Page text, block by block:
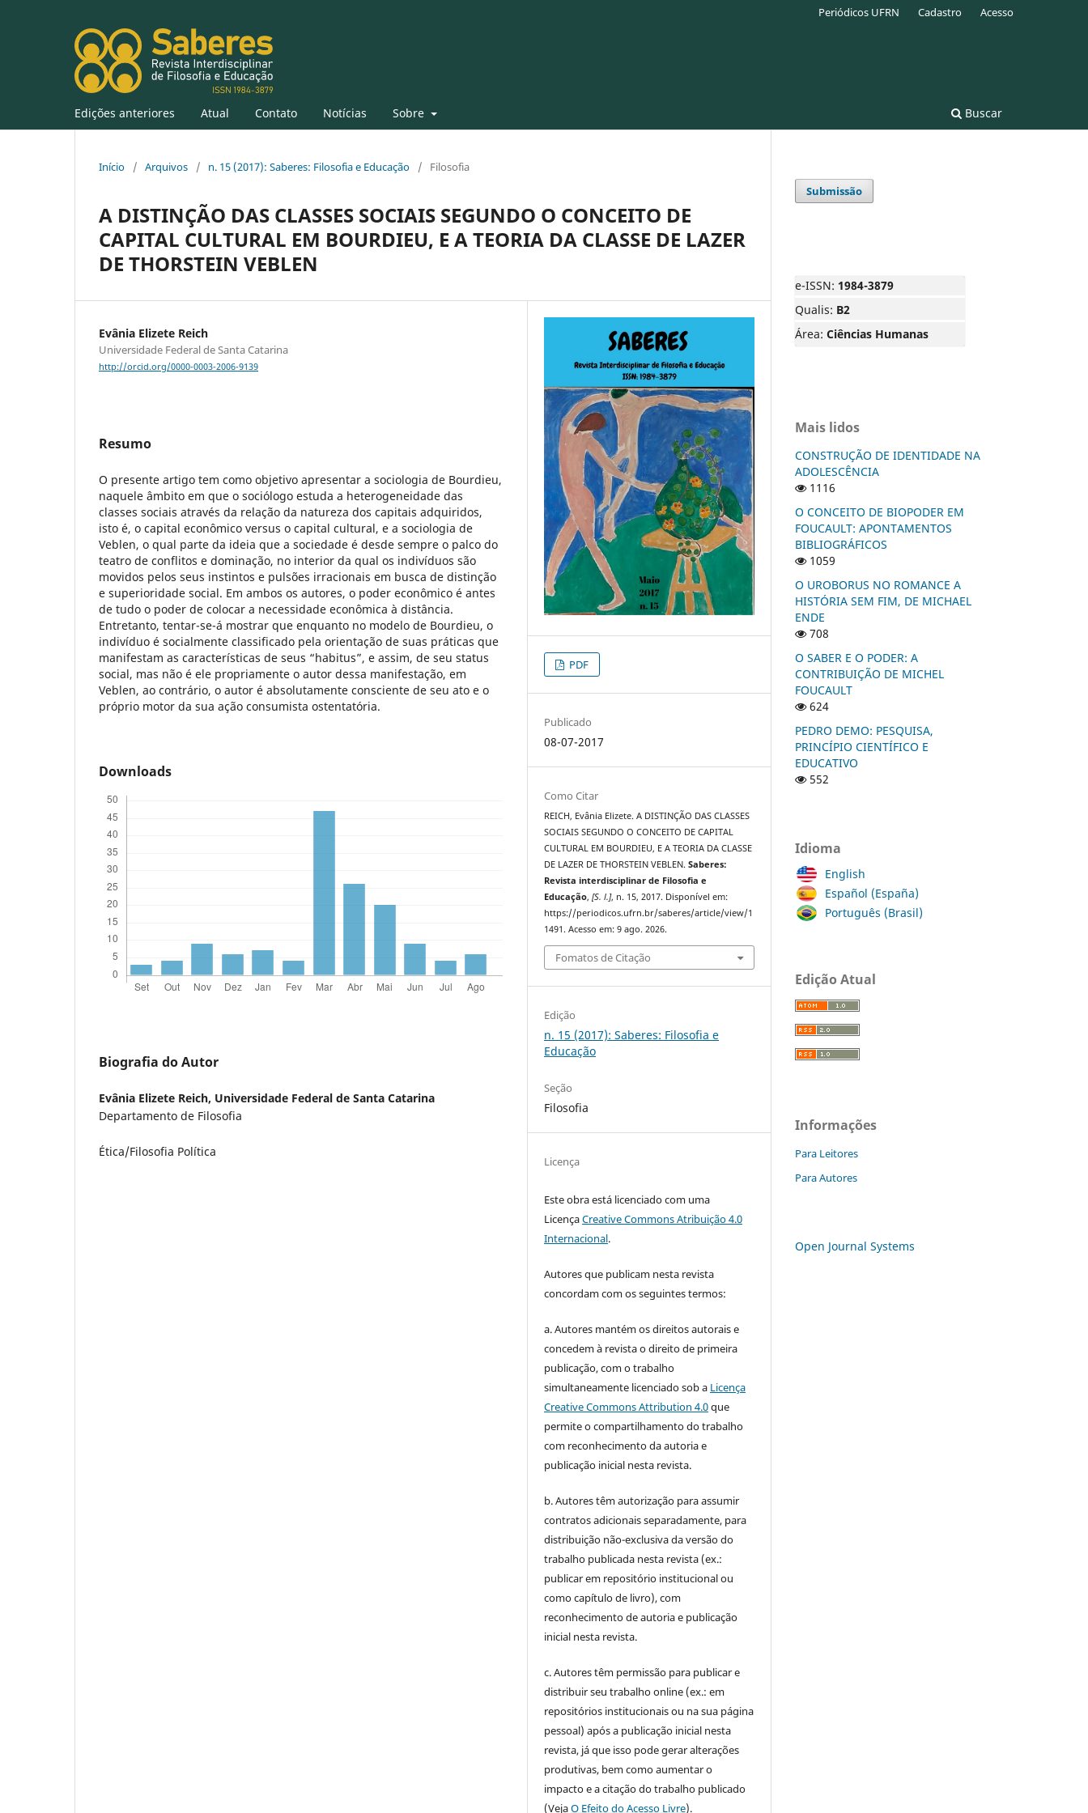
Edições anteriores Atual Contato Notícias Sobre Buscar
Periódicos UFRN Cadastro Acesso
Início / Arquivos / n. 15 (2017): Saberes: Filosofia e Educação / Filosofia
A DISTINÇÃO DAS CLASSES SOCIAIS SEGUNDO O CONCEITO DE
CAPITAL CULTURAL EM BOURDIEU, E A TEORIA DA CLASSE DE LAZER
DE THORSTEIN VEBLEN
Evânia Elizete Reich
Universidade Federal de Santa Catarina
http://orcid.org/0000-0003-2006-9139
Resumo
O presente artigo tem como objetivo apresentar a sociologia de Bourdieu,
naquele âmbito em que o sociólogo estuda a heterogeneidade das
classes sociais através da relação da natureza dos capitais adquiridos,
isto é, o capital econômico versus o capital cultural, e a sociologia de
Veblen, o qual parte da ideia que a sociedade é desde sempre o palco do
teatro de conflitos e dominação, no interior da qual os indivíduos são
movidos pelos seus instintos e pulsões irracionais em busca de distinção
e superioridade social. Em ambos os autores, o poder econômico é antes
de tudo o poder de colocar a necessidade econômica à distância.
Entretanto, tentar-se-á mostrar que enquanto no modelo de Bourdieu, o
indivíduo é socialmente classificado pela orientação de suas práticas que
manifestam as características de seus “habitus”, e assim, de seu status
social, mas não é ele propriamente o autor dessa manifestação, em
Veblen, ao contrário, o autor é absolutamente consciente de seu ato e o
próprio motor da sua ação consumista ostentatória.
Downloads
Biografia do Autor
Evânia Elizete Reich, Universidade Federal de Santa Catarina
Departamento de Filosofia
Ética/Filosofia Política
PDF
Publicado
08-07-2017
Como Citar
REICH, Evânia Elizete. A DISTINÇÃO DAS CLASSES
SOCIAIS SEGUNDO O CONCEITO DE CAPITAL
CULTURAL EM BOURDIEU, E A TEORIA DA CLASSE
DE LAZER DE THORSTEIN VEBLEN.Saberes:
Revista interdisciplinar de Filosofia e
Educação,[S. l.], n. 15, 2017. Disponível em:
https://periodicos.ufrn.br/saberes/article/view/1
1491. Acesso em: 9 ago. 2026.
Fomatos de Citação
Edição
n. 15 (2017): Saberes: Filosofia e
Educação
Seção
Filosofia
Licença
Este obra está licenciado com uma
LicençaCreative Commons Atribuição 4.0
Internacional.
Autores que publicam nesta revista
concordam com os seguintes termos:
a. Autores mantém os direitos autorais e
concedem à revista o direito de primeira
publicação, com o trabalho
simultaneamente licenciado sob a Licença
Creative Commons Attribution 4.0que
permite o compartilhamento do trabalho
com reconhecimento da autoria e
publicação inicial nesta revista.
b. Autores têm autorização para assumir
contratos adicionais separadamente, para
distribuição não-exclusiva da versão do
trabalho publicada nesta revista (ex.:
publicar em repositório institucional ou
como capítulo de livro), com
reconhecimento de autoria e publicação
inicial nesta revista.
c. Autores têm permissão para publicar e
distribuir seu trabalho online (ex.: em
repositórios institucionais ou na sua página
pessoal) após a publicação inicial nesta
revista, já que isso pode gerar alterações
produtivas, bem como aumentar o
impacto e a citação do trabalho publicado
(VejaO Efeito do Acesso Livre).
Submissão
e-ISSN: 1984-3879
Qualis: B2
Área: Ciências Humanas
Mais lidos
CONSTRUÇÃO DE IDENTIDADE NA
ADOLESCÊNCIA
1116
O CONCEITO DE BIOPODER EM
FOUCAULT: APONTAMENTOS
BIBLIOGRÁFICOS
1059
O UROBORUS NO ROMANCE A
HISTÓRIA SEM FIM, DE MICHAEL
ENDE
708
O SABER E O PODER: A
CONTRIBUIÇÃO DE MICHEL
FOUCAULT
624
PEDRO DEMO: PESQUISA,
PRINCÍPIO CIENTÍFICO E
EDUCATIVO
552
Idioma
English
Español (España)
Português (Brasil)
Edição Atual
Informações
Para Leitores
Para Autores
Open Journal Systems